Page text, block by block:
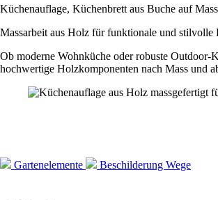
Küchenauflage, Küchenbrett aus Buche auf
Massarbeit aus Holz für funktionale und stilvolle
Ob moderne Wohnküche oder robuste
hochwertige Holzkomponenten nach Mass und
Gartenelemente Beschilderung Wege